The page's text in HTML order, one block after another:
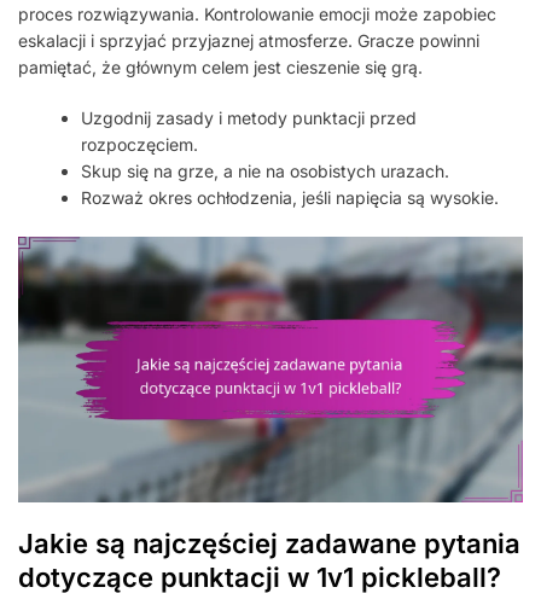
proces rozwiązywania. Kontrolowanie emocji może zapobiec
eskalacji i sprzyjać przyjaznej atmosferze. Gracze powinni
pamiętać, że głównym celem jest cieszenie się grą.
Uzgodnij zasady i metody punktacji przed
rozpoczęciem.
Skup się na grze, a nie na osobistych urazach.
Rozważ okres ochłodzenia, jeśli napięcia są wysokie.
Jakie są najczęściej zadawane pytania
dotyczące punktacji w 1v1 pickleball?